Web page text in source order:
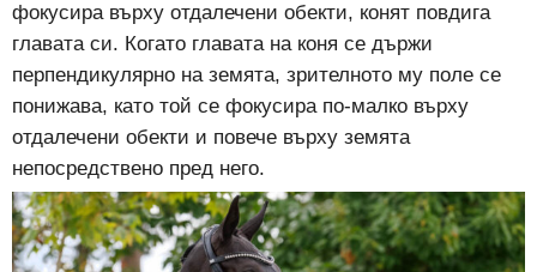
фокусира върху отдалечени обекти, конят повдига
главата си. Когато главата на коня се държи
перпендикулярно на земята, зрителното му поле се
понижава, като той се фокусира по-малко върху
отдалечени обекти и повече върху земята
непосредствено пред него.